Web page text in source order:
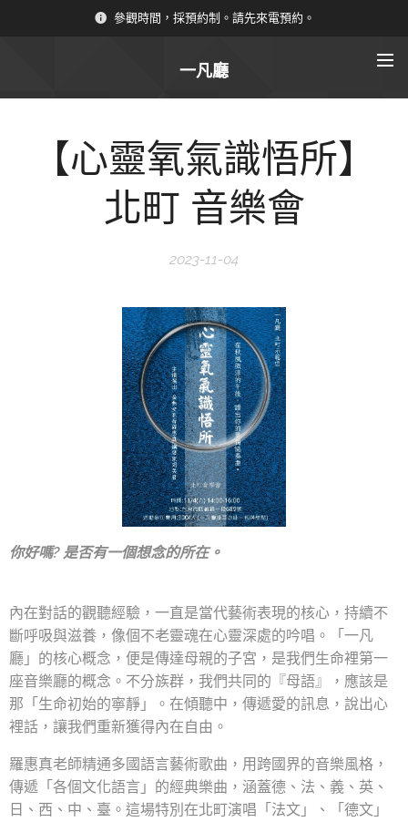
參觀時間，採預約制。請先來電預約。
一凡廳
【心靈氧氣識悟所】
北町 音樂會
2023-11-04
你好嗎? 是否有一個想念的所在。
內在對話的觀聽經驗，一直是當代藝術表現的核心，持續不
斷呼吸與滋養，像個不老靈魂在心靈深處的吟唱。「一凡
廳」的核心概念，便是傳達母親的子宮，是我們生命裡第一
座音樂廳的概念。不分族群，我們共同的『母語』，應該是
那「生命初始的寧靜」。在傾聽中，傳遞愛的訊息，說出心
裡話，讓我們重新獲得內在自由。
羅惠真老師精通多國語言藝術歌曲，用跨國界的音樂風格，
傳遞「各個文化語言」的經典樂曲，涵蓋德、法、義、英、
日、西、中、臺。這場特別在北町演唱「法文」、「德文」